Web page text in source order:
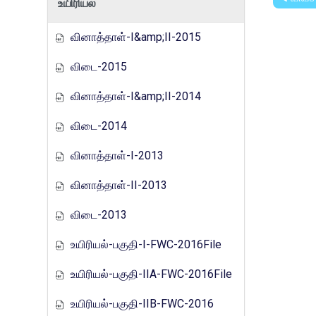
உயிரியல்
வினாத்தாள்-I&amp;II-2015
விடை-2015
வினாத்தாள்-I&amp;II-2014
விடை-2014
வினாத்தாள்-I-2013
வினாத்தாள்-II-2013
விடை-2013
உயிரியல்-பகுதி-I-FWC-2016File
உயிரியல்-பகுதி-IIA-FWC-2016File
உயிரியல்-பகுதி-IIB-FWC-2016